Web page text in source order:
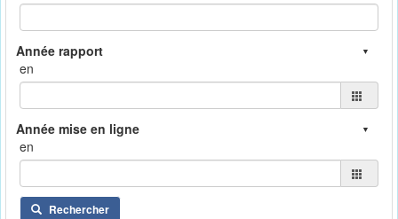
en
en
Rechercher